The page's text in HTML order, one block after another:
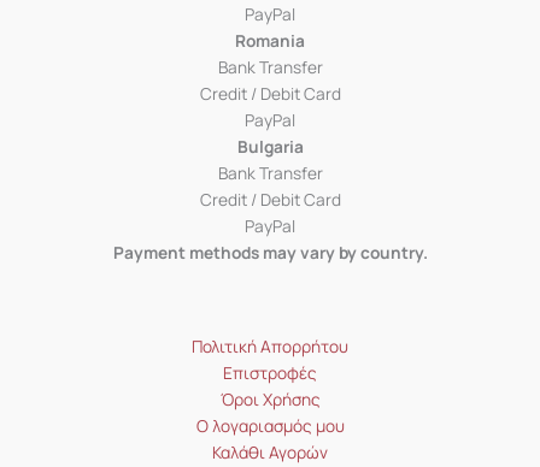
PayPal
Romania
Bank Transfer
Credit / Debit Card
PayPal
Bulgaria
Bank Transfer
Credit / Debit Card
PayPal
Payment methods may vary by country.
Πολιτική Απορρήτου
Επιστροφές
Όροι Χρήσης
Ο λογαριασμός μου
Καλάθι Αγορών